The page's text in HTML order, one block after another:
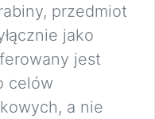
przedmiot
jako
jest
celów
a nie